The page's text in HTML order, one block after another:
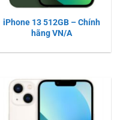
iPhone 13 512GB – Chính
hãng VN/A